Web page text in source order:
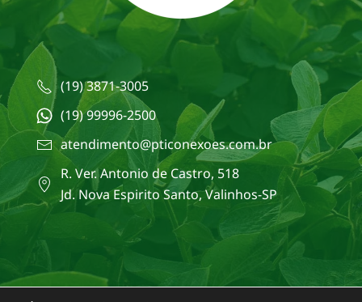
(19) 3871-3005
(19) 99996-2500
atendimento@pticonexoes.com.br
R. Ver. Antonio de Castro, 518
Jd. Nova Espirito Santo, Valinhos-SP